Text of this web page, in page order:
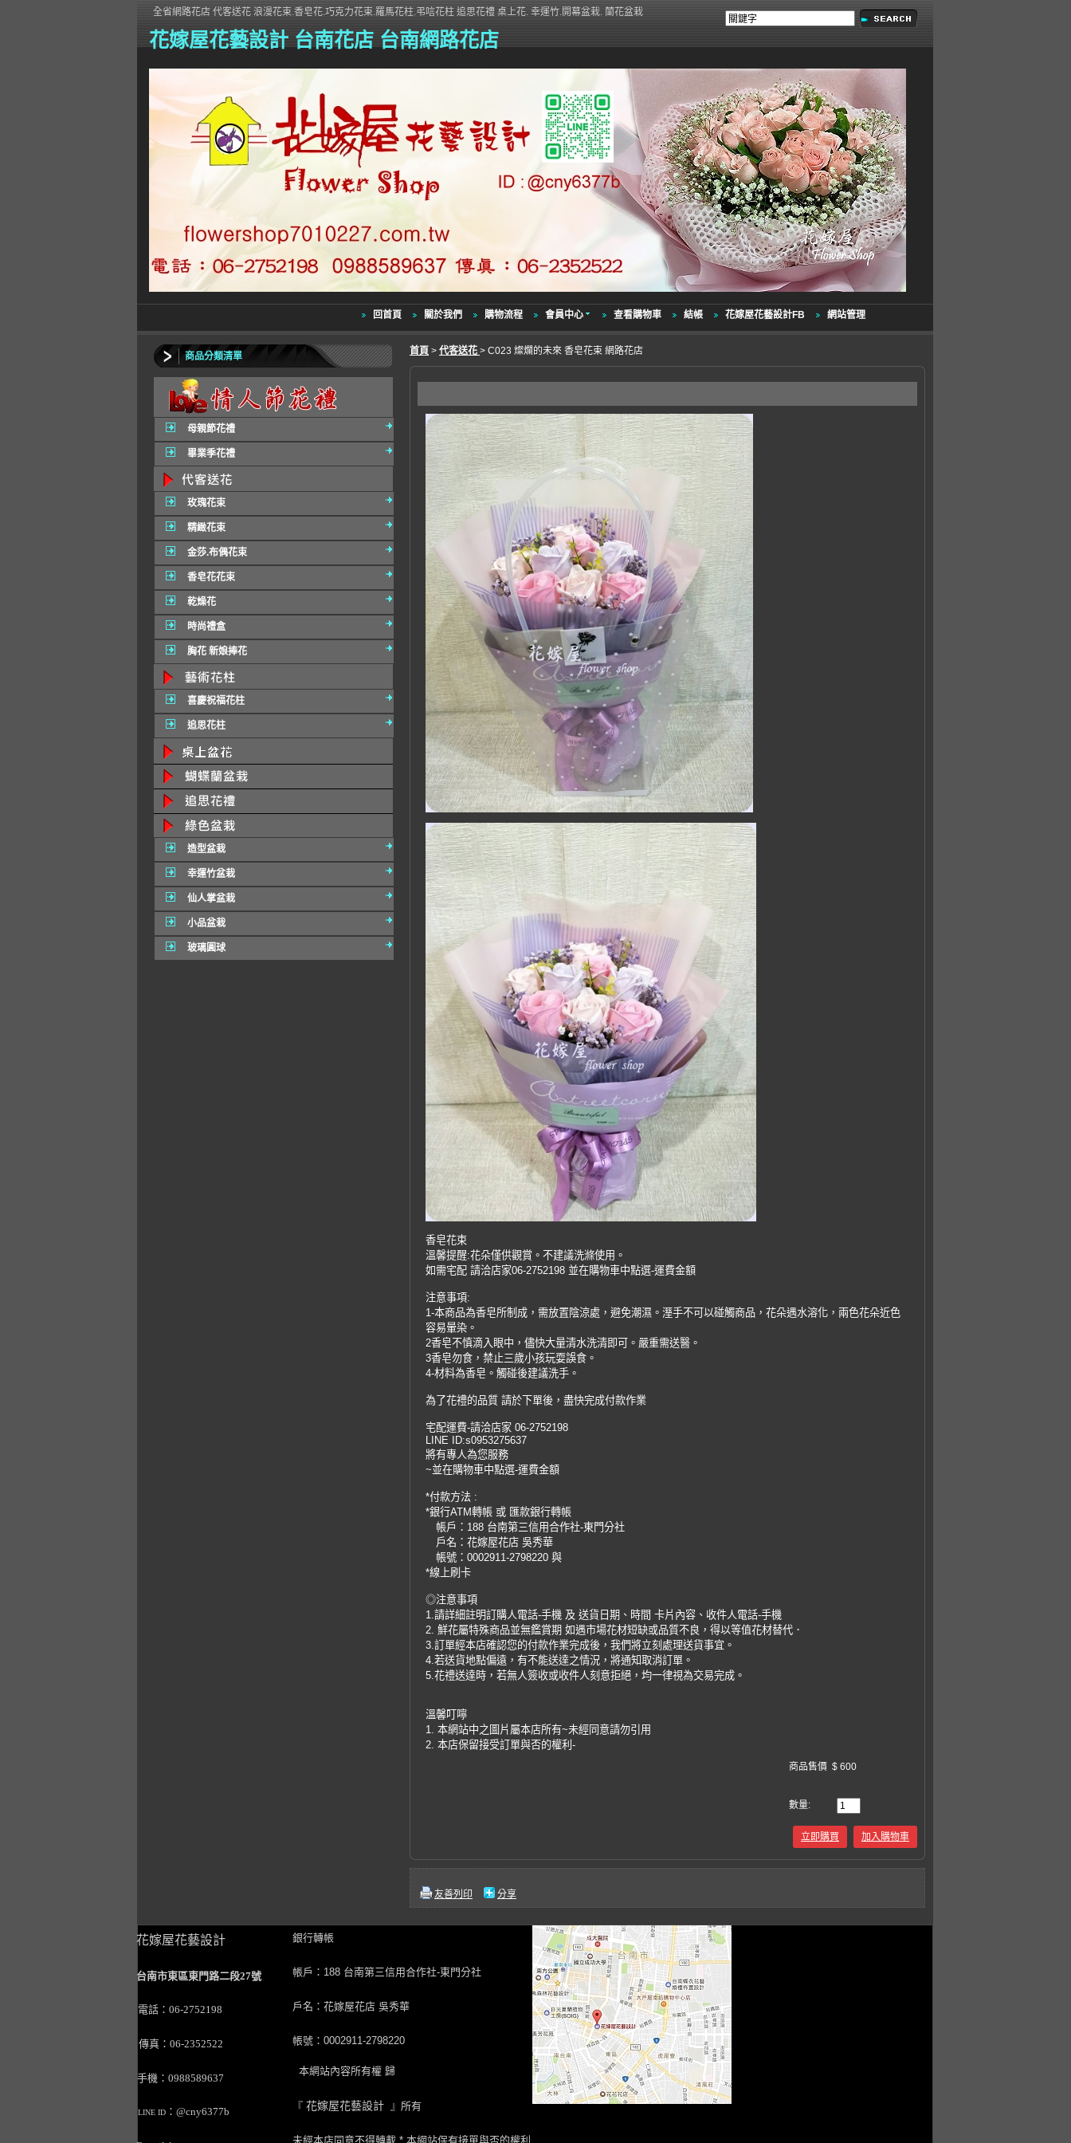
花嫁屋花藝設計 台南花店 台南網路花店
全省網路花店 代客送花 浪漫花束.香皂花.巧克力花束.羅馬花柱.弔唁花柱 追思花禮 桌上花. 幸運竹.開幕盆栽. 蘭花盆栽
回首頁 關於我們 購物流程 會員中心 查看購物車 結帳 花嫁屋花藝設計FB 網站管理
商品分類清單
母親節花禮
畢業季花禮
玫瑰花束
精緻花束
金莎.布偶花束
香皂花花束
乾燥花
時尚禮盒
胸花 新娘捧花
喜慶祝福花柱
追思花柱
造型盆栽
幸運竹盆栽
仙人掌盆栽
小品盆栽
玻璃圓球
首頁 > 代客送花 > C023 燦爛的未來 香皂花束 網路花店
香皂花束
溫馨提醒:花朵僅供觀賞。不建議洗滌使用。
如需宅配 請洽店家06-2752198 並在購物車中點選-運費金額
注意事項:
1-本商品為香皂所制成，需放置陰涼處，避免潮濕。溼手不可以碰觸商品，花朵遇水溶化，兩色花朵近色
容易暈染。
2香皂不慎滴入眼中，儘快大量清水洗清即可。嚴重需送醫。
3香皂勿食，禁止三歲小孩玩耍誤食。
4-材料為香皂。觸碰後建議洗手。
為了花禮的品質 請於下單後，盡快完成付款作業
宅配運費-請洽店家 06-2752198
LINE ID:s0953275637
將有專人為您服務
~並在購物車中點選-運費金額
*付款方法 :
*銀行ATM轉帳 或 匯款銀行轉帳
帳戶：188 台南第三信用合作社-東門分社
戶名：花嫁屋花店 吳秀華
帳號：0002911-2798220 與
*線上刷卡
◎注意事項
1.請詳細註明訂購人電話-手機 及 送貨日期、時間 卡片內容、收件人電話-手機
2. 鮮花屬特殊商品並無鑑賞期 如遇市場花材短缺或品質不良，得以等值花材替代．
3.訂單經本店確認您的付款作業完成後，我們將立刻處理送貨事宜。
4.若送貨地點偏遠，有不能送達之情況，將通知取消訂單。
5.花禮送達時，若無人簽收或收件人刻意拒絕，均一律視為交易完成。
溫馨叮嚀
1. 本網站中之圖片屬本店所有~未經同意請勿引用
2. 本店保留接受訂單與否的權利-
商品售價 $ 600
數量:
立即購買 加入購物車
友善列印 分享
花嫁屋花藝設計
台南市東區東門路二段27號
電話：06-2752198
傳真：06-2352522
手機：0988589637
LINE ID ：@cny6377b
銀行轉帳
帳戶：188 台南第三信用合作社-東門分社
戶名：花嫁屋花店 吳秀華
帳號：0002911-2798220
本網站內容所有權 歸
『 花嫁屋花藝設計 』所有
未經本店同意不得轉載 * 本網站保有接單與否的權利